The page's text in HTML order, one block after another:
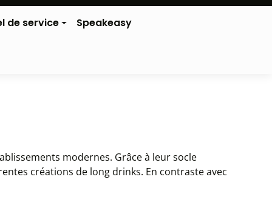
de service Speakeasy
modernes. Grâce à leur socle
créations de long drinks. En contraste avec